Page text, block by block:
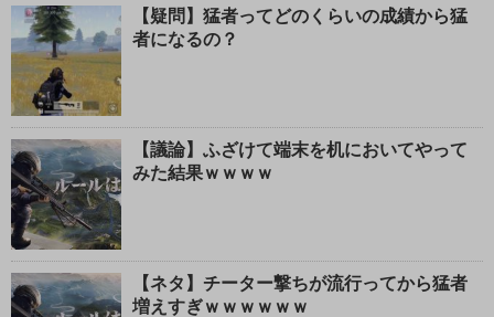
【疑問】猛者ってどのくらいの成績から猛
者になるの？
【議論】ふざけて端末を机においてやって
みた結果ｗｗｗｗ
【ネタ】チーター撃ちが流行ってから猛者
増えすぎｗｗｗｗｗｗ